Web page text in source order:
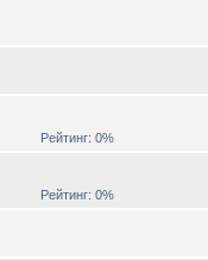
Рейтинг: 0%
Рейтинг: 0%